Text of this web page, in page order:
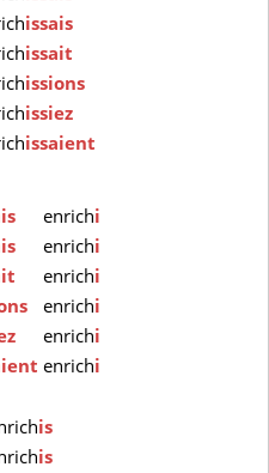
issais
issait
issions
issiez
issaient
enrichi
enrichi
enrichi
enrichi
enrichi
enrichi
is
is